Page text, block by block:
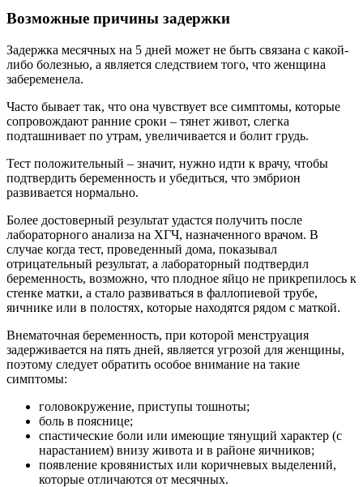
Возможные причины задержки
Задержка месячных на 5 дней может не быть связана с какой-
либо болезнью, а является следствием того, что женщина
забеременела.
Часто бывает так, что она чувствует все симптомы, которые
сопровождают ранние сроки – тянет живот, слегка
подташнивает по утрам, увеличивается и болит грудь.
Тест положительный – значит, нужно идти к врачу, чтобы
подтвердить беременность и убедиться, что эмбрион
развивается нормально.
Более достоверный результат удастся получить после
лабораторного анализа на ХГЧ, назначенного врачом. В
случае когда тест, проведенный дома, показывал
отрицательный результат, а лабораторный подтвердил
беременность, возможно, что плодное яйцо не прикрепилось к
стенке матки, а стало развиваться в фаллопиевой трубе,
яичнике или в полостях, которые находятся рядом с маткой.
Внематочная беременность, при которой менструация
задерживается на пять дней, является угрозой для женщины,
поэтому следует обратить особое внимание на такие
симптомы:
головокружение, приступы тошноты;
боль в пояснице;
спастические боли или имеющие тянущий характер (с
нарастанием) внизу живота и в районе яичников;
появление кровянистых или коричневых выделений,
которые отличаются от месячных.